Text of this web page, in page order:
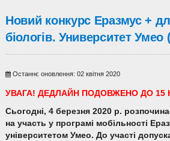
Новий конкурс Еразмус +
біологів. Университет
Останнє оновлення: 02 квітня 2020
УВАГА! ДЕДЛАЙН ПОДОВЖЕНО ДО 15
Сьогодні, 4 березня 2020р.
на участь упрограмі мобільності
університетом Умео. До участі